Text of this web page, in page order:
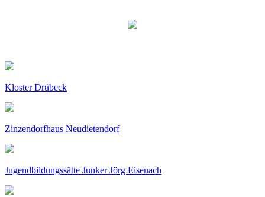
Kloster Drübeck
Zinzendorfhaus Neudietendorf
Jugendbildungssätte Junker Jörg Eisenach